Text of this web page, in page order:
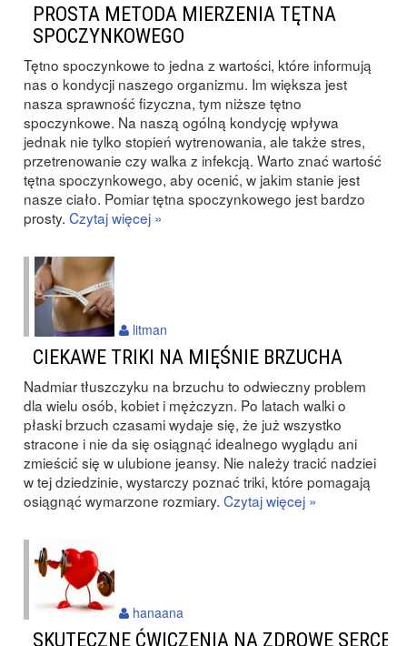
PROSTA METODA MIERZENIA TĘTNA
SPOCZYNKOWEGO
Tętno spoczynkowe to jedna z wartości, które informują
nas o kondycji naszego organizmu. Im większa jest
nasza sprawność fizyczna, tym niższe tętno
spoczynkowe. Na naszą ogólną kondycję wpływa
jednak nie tylko stopień wytrenowania, ale także stres,
przetrenowanie czy walka z infekcją. Warto znać wartość
tętna spoczynkowego, aby ocenić, w jakim stanie jest
nasze ciało. Pomiar tętna spoczynkowego jest bardzo
prosty. Czytaj więcej »
CIEKAWE TRIKI NA MIĘŚNIE BRZUCHA
Nadmiar tłuszczyku na brzuchu to odwieczny problem
dla wielu osób, kobiet i mężczyzn. Po latach walki o
płaski brzuch czasami wydaje się, że już wszystko
stracone i nie da się osiągnąć idealnego wyglądu ani
zmieścić się w ulubione jeansy. Nie należy tracić nadziei
w tej dziedzinie, wystarczy poznać triki, które pomagają
osiągnąć wymarzone rozmiary. Czytaj więcej »
litman
SKUTECZNE ĆWICZENIA NA ZDROWE SERCE
hanaana